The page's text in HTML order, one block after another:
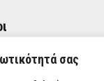
σας